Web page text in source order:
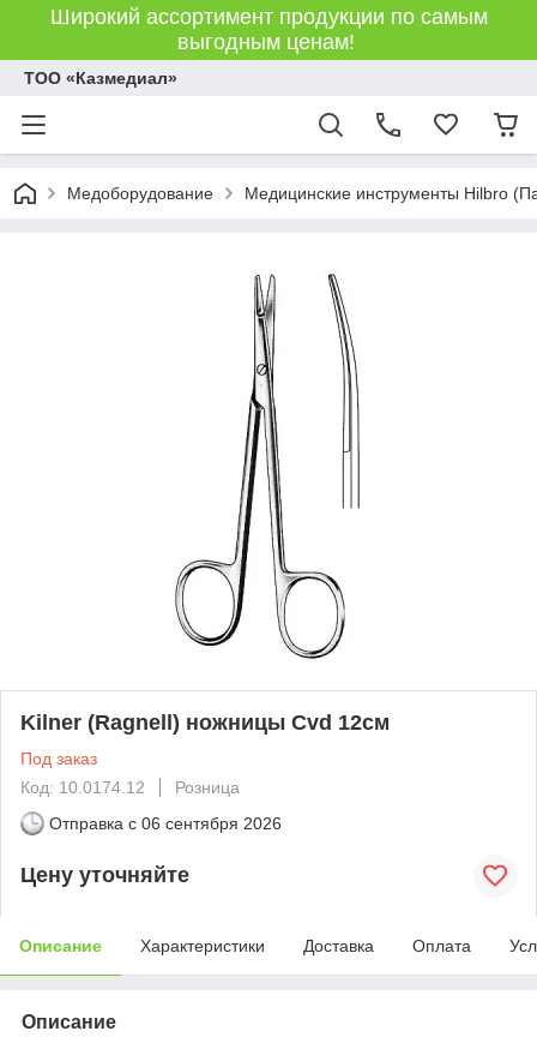
Широкий ассортимент продукции по самым
выгодным ценам!
ТОО «Казмедиал»
Медоборудование Медицинские инструменты Hilbro
Kilner (Ragnell) ножницы Cvd 12см
Под заказ
Код: 10.0174.12
Розница
Отправка с 06 сентября 2026
Цену уточняйте
Описание Характеристики Доставка Оплата
Описание